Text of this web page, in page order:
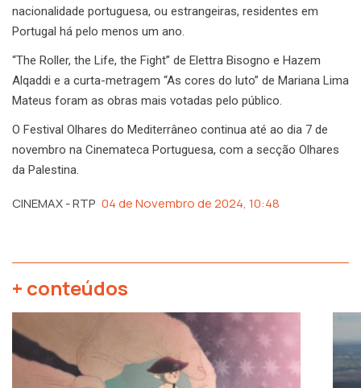
nacionalidade portuguesa, ou estrangeiras, residentes em
Portugal há pelo menos um ano.
“The Roller, the Life, the Fight” de Elettra Bisogno e Hazem
Alqaddi e a curta-metragem “As cores do luto” de Mariana Lima
Mateus foram as obras mais votadas pelo público.
O Festival Olhares do Mediterrâneo continua até ao dia 7 de
novembro na Cinemateca Portuguesa, com a secção Olhares
da Palestina.
CINEMAX - RTP 04 de Novembro de 2024, 10:48
+ conteúdos